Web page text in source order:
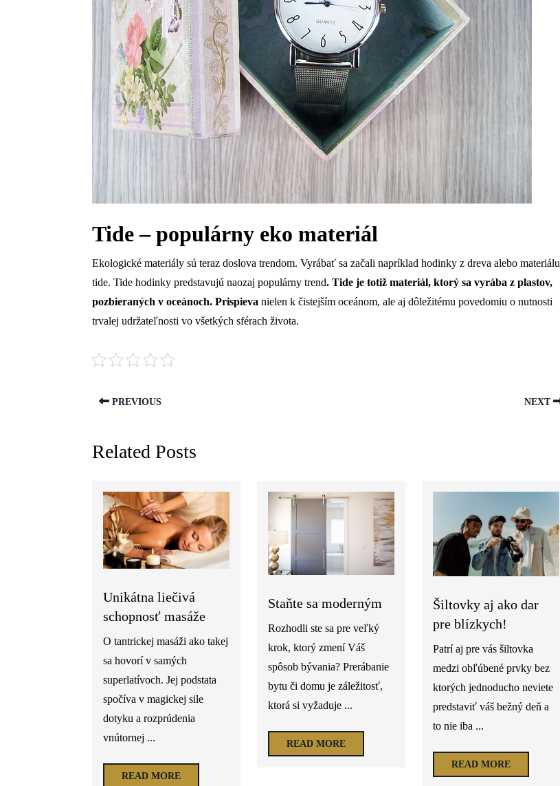
Tide – populárny eko materiál
Ekologické materiály sú teraz doslova trendom. Vyrábať sa začali napríklad hodinky z dreva alebo materiálu
tide. Tide hodinky predstavujú naozaj populárny trend. Tide je totiž materiál, ktorý sa vyrába z plastov,
pozbieraných v oceánoch. Prispieva nielen k čistejším oceánom, ale aj dôležitému povedomiu o nutnosti
trvalej udržateľnosti vo všetkých sférach života.
PREVIOUS NEXT
Related Posts
Unikátna liečivá
schopnosť masáže
O tantrickej masáži ako takej
sa hovorí v samých
superlatívoch. Jej podstata
spočíva v magickej sile
dotyku a rozprúdenia
vnútornej ...
READ MORE
Staňte sa moderným
Rozhodli ste sa pre veľký
krok, ktorý zmení Váš
spôsob bývania? Prerábanie
bytu či domu je záležitosť,
ktorá si vyžaduje ...
READ MORE
Šiltovky aj ako dar
pre blízkych!
Patrí aj pre vás šiltovka
medzi obľúbené prvky bez
ktorých jednoducho neviete
predstaviť váš bežný deň a
to nie iba ...
READ MORE